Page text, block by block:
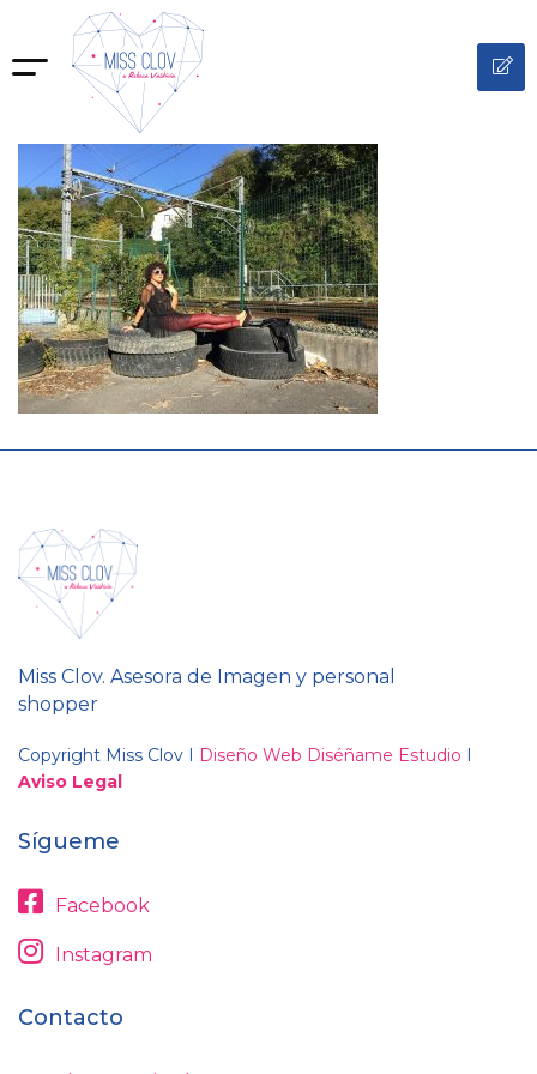
Miss Clov. Asesora de Imagen y personal
shopper
Copyright Miss Clov I Diseño Web Diséñame Estudio I
Aviso Legal
Sígueme
Facebook
Instagram
Contacto